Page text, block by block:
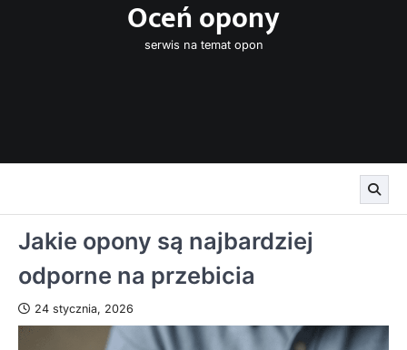
Oceń opony
serwis na temat opon
Jakie opony są najbardziej
odporne na przebicia
24 stycznia, 2026